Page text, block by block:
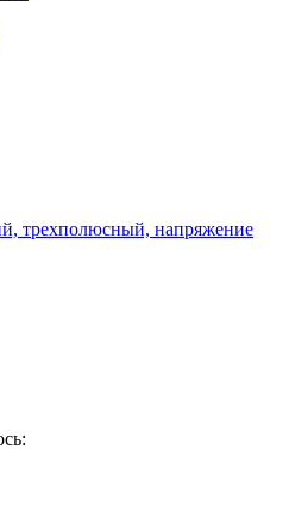
трехполюсный, напряжение